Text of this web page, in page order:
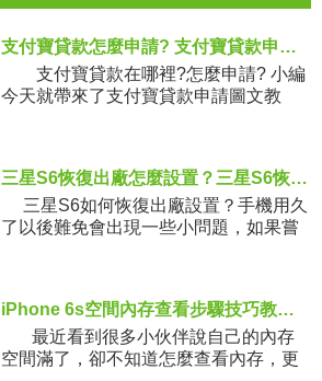
支付寶貸款怎麼申請? 支付寶貸款申請圖文教程
支付寶貸款在哪裡?怎麼申請? 小編
今天就帶來了支付寶貸款申請圖文教
三星S6恢復出廠怎麼設置？三星S6恢復出廠設置技巧教程
三星S6如何恢復出廠設置？手機用久
了以後難免會出現一些小問題，如果嘗
iPhone 6s空間內存查看步驟技巧教程 新手必看！
最近看到很多小伙伴說自己的內存
空間滿了，卻不知道怎麼查看內存，更